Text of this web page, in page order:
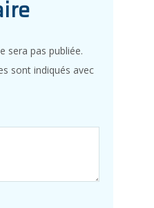
sera pas publiée.
sont indiqués avec